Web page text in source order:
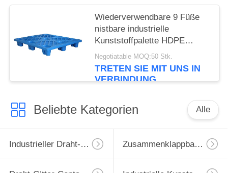
Wiederverwendbare 9 Füße
nistbare industrielle
Kunststoffpalette HDPE
Verschiffen-Paletten-
Leichtgewichtler-
Negotiatable MOQ:50 Stk.
TRETEN SIE MIT UNS IN
VERBINDUNG
Beliebte Kategorien Alle
Industrieller Draht-Behälter Zusammenklappbarer Drahtbehälter